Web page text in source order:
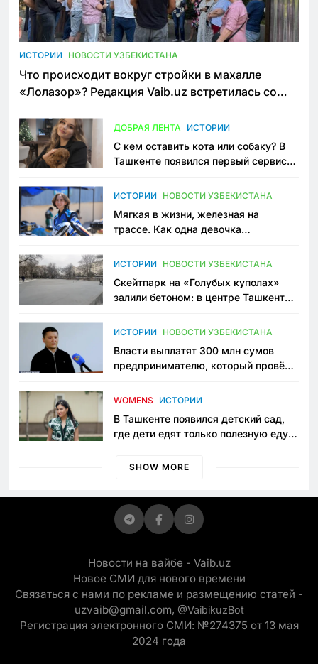
ИСТОРИИ НОВОСТИ УЗБЕКИСТАНА
Что происходит вокруг стройки в махалле
«Лолазор»? Редакция Vaib.uz встретилась со
ДОБРАЯ ЛЕНТА ИСТОРИИ
С кем оставить кота или собаку? В
Ташкенте появился первый сервис
ИСТОРИИ НОВОСТИ УЗБЕКИСТАНА
Мягкая в жизни, железная на
трассе. Как одна девочка
Узбекистане
ИСТОРИИ НОВОСТИ УЗБЕКИСТАНА
Скейтпарк на «Голубых куполах»
залили бетоном: в центре Ташкента
пространство
ИСТОРИИ НОВОСТИ УЗБЕКИСТАНА
Власти выплатят 300 млн сумов
предпринимателю, который провёл
приговору
WOMENS ИСТОРИИ
В Ташкенте появился детский сад,
где дети едят только полезную еду.
просить «кашу без сахара»
SHOW MORE
Новости на вайбе - Vaib.uz
Новое СМИ для нового времени
Связаться с нами по рекламе и размещению статей -
uzvaib@gmail.com, @VaibikuzBot
Регистрация электронного СМИ: №274375 от 13 мая
2024 года